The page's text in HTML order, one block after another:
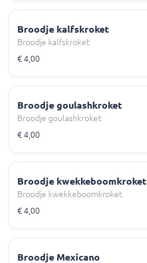
Broodje kalfskroket
Broodje kalfskroket
€ 4,00
Broodje goulashkroket
Broodje goulashkroket
€ 4,00
Broodje kwekkeboomkroket
Broodje kwekkeboomkroket
€ 4,00
Broodje Mexicano